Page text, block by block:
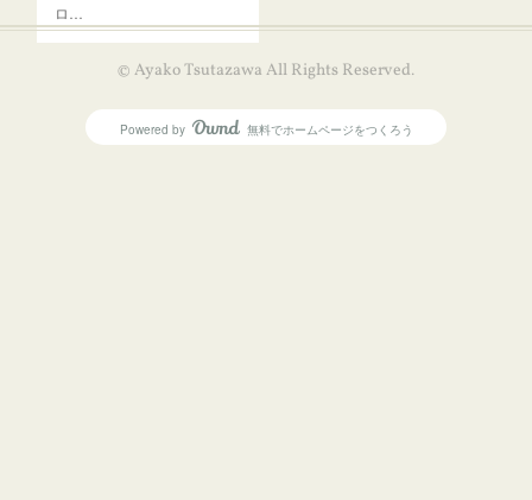
ロ…
© Ayako Tsutazawa All Rights Reserved.
Powered by AmebaOwnd
無料でホームページをつくろう